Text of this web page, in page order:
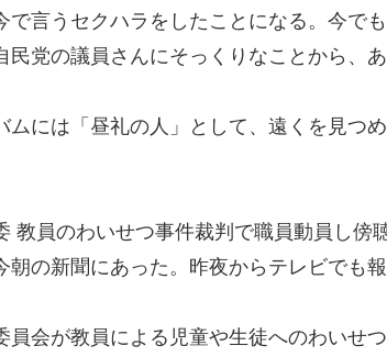
言うセクハラをしたことになる。今で
民党の議員さんにそっくりなことから 、
ムには「昼礼の人」として、遠くを見つ
教員のわいせつ事件裁判で職員動員し傍
朝の新聞にあった。昨夜からテレビでも
員会が教員による児童や生徒へのわいせ